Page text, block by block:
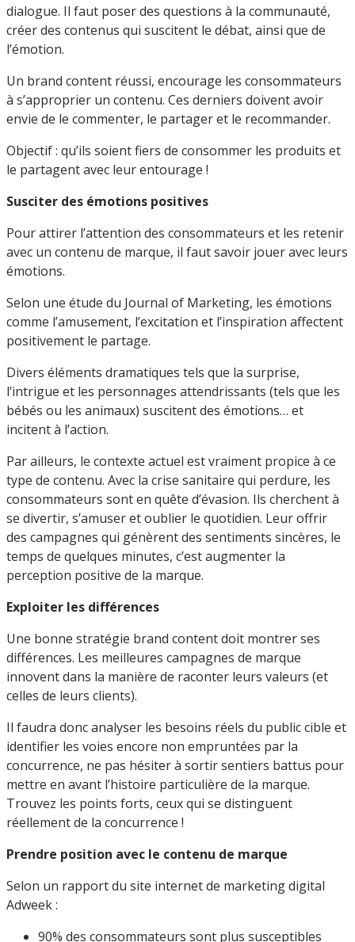
dialogue. Il faut poser des questions à la communauté,
créer des contenus qui suscitent le débat, ainsi que de
l’émotion.
Un brand content réussi, encourage les consommateurs
à s’approprier un contenu. Ces derniers doivent avoir
envie de le commenter, le partager et le recommander.
Objectif : qu’ils soient fiers de consommer les produits et
le partagent avec leur entourage !
Susciter des émotions positives
Pour attirer l’attention des consommateurs et les retenir
avec un contenu de marque, il faut savoir jouer avec leurs
émotions.
Selon une étude du Journal of Marketing, les émotions
comme l’amusement, l’excitation et l’inspiration affectent
positivement le partage.
Divers éléments dramatiques tels que la surprise,
l’intrigue et les personnages attendrissants (tels que les
bébés ou les animaux) suscitent des émotions… et
incitent à l’action.
Par ailleurs, le contexte actuel est vraiment propice à ce
type de contenu. Avec la crise sanitaire qui perdure, les
consommateurs sont en quête d’évasion. Ils cherchent à
se divertir, s’amuser et oublier le quotidien. Leur offrir
des campagnes qui génèrent des sentiments sincères, le
temps de quelques minutes, c’est augmenter la
perception positive de la marque.
Exploiter les différences
Une bonne stratégie brand content doit montrer ses
différences. Les meilleures campagnes de marque
innovent dans la manière de raconter leurs valeurs (et
celles de leurs clients).
Il faudra donc analyser les besoins réels du public cible et
identifier les voies encore non empruntées par la
concurrence, ne pas hésiter à sortir sentiers battus pour
mettre en avant l’histoire particulière de la marque.
Trouvez les points forts, ceux qui se distinguent
réellement de la concurrence !
Prendre position avec le contenu de marque
Selon un rapport du site internet de marketing digital
Adweek :
90% des consommateurs sont plus susceptibles